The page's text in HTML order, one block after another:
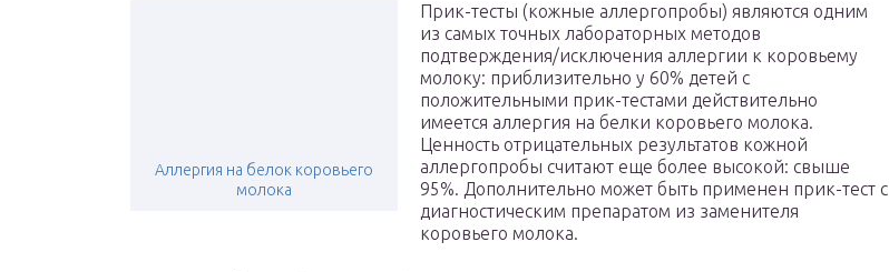
Аллергия на белок коровьего
молока
Прик-тесты (кожные аллергопробы) являются одним
из самых точных лабораторных методов
подтверждения/исключения аллергии к коровьему
молоку: приблизительно у 60% детей с
положительными прик-тестами действительно
имеется аллергия на белки коровьего молока.
Ценность отрицательных результатов кожной
аллергопробы считают еще более высокой: свыше
95%. Дополнительно может быть применен прик-тест с
диагностическим препаратом из заменителя
коровьего молока.